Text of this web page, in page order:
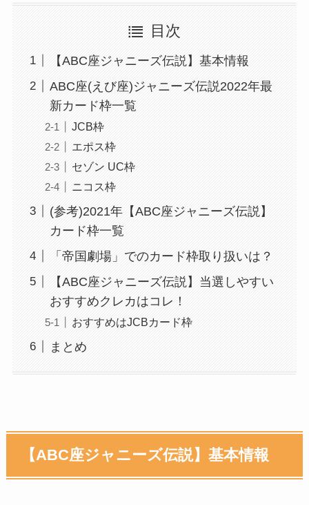
目次
【ABC座ジャニーズ伝説】基本情報
ABC座(えび座)ジャニーズ伝説2022年最
新カード枠一覧
JCB枠
エポス枠
セゾン UC枠
ニコス枠
(参考)2021年【ABC座ジャニーズ伝説】
カード枠一覧
「帝国劇場」でのカード枠取り扱いは？
【ABC座ジャニーズ伝説】当選しやすい
おすすめクレカはコレ！
おすすめはJCBカード枠
まとめ
【ABC座ジャニーズ伝説】基本情報